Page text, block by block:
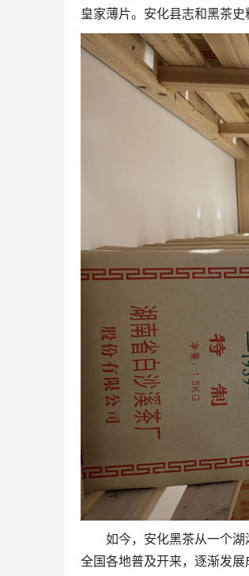
皇家薄片。安化县志和黑茶史
如今，安化黑茶从一个
全国各地普及开来，逐渐发展